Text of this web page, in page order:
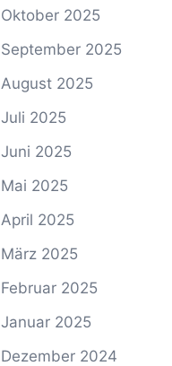
Oktober 2025
September 2025
August 2025
Juli 2025
Juni 2025
Mai 2025
April 2025
März 2025
Februar 2025
Januar 2025
Dezember 2024